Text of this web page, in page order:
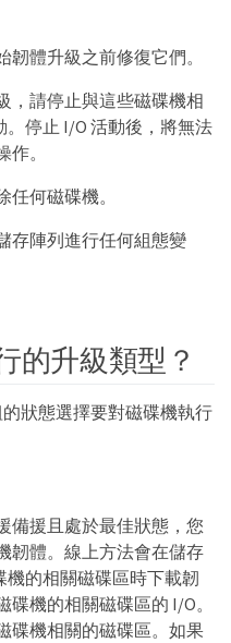
體升級之前修復它們。
，請停止與這些磁碟機相
停止 I/O 活動後，將無法
。
何磁碟機。
存陣列進行任何組態變
的升級類型？
狀態選擇要對磁碟機執行
備援且處於最佳狀態，您
韌體。線上方法會在儲存
機的相關磁碟區時下載韌
機的相關磁碟區的 I/O。
碟機相關的磁碟區。如果